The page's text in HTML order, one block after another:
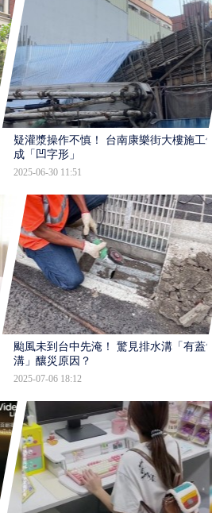
疑灌漿操作不慎！ 台南康樂街大樓施工斜
成「凹字形」
2025-06-30 11:51
颱風未到台中先淹！ 驚見排水溝「有蓋無
溝」釀災原因？
2025-07-06 18:12